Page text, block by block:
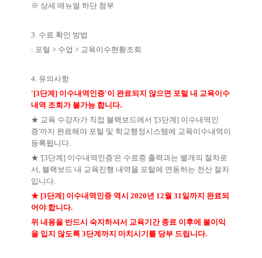
※ 상세 매뉴얼 하단 첨부
3. 수료 확인 방법
: 포털 > 수업 > 교육이수현황조회
4. 유의사항
'[3단계] 이수내역인증'이 완료되지 않으면 포털 내 교육이수
내역 조회가 불가능 합니다.
★ 교육 수강자가 직접 블랙보드에서 '[3단계] 이수내역인
증'까지 완료해야 포털 및 학교행정시스템에 교육이수내역이
등록됩니다.
★ '[3단계] 이수내역인증'은 수료증 출력과는 별개의 절차로
서, 블랙보드 내 교육진행 내역을 포털에 연동하는 전산 절차
입니다.
★ [3단계] 이수내역인증 역시 2020년 12월 31일까지 완료되
어야 합니다.
위 내용을 반드시 숙지하셔서 교육기간 종료 이후에 불이익
을 입지 않도록 3단계까지 마치시기를 당부 드립니다.